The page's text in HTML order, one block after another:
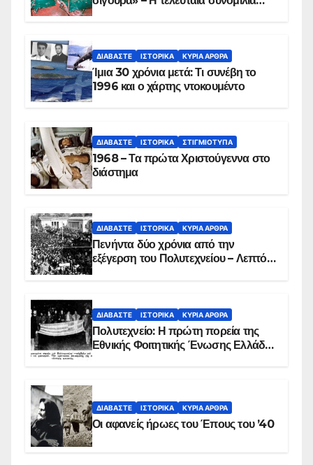
ΔΙΑΒΆΣΤΕ ΙΣΤΟΡΙΚΆ ΚΥΡΙΑ ΑΡΘΡΑ
Ίμια 30 χρόνια μετά: Τι συνέβη το
1996 και ο χάρτης ντοκουμέντο
ΔΙΑΒΆΣΤΕ ΙΣΤΟΡΙΚΆ ΣΤΙΓΜΙΌΤΥΠΑ
1968 – Τα πρώτα Χριστούγεννα στο
διάστημα
ΔΙΑΒΆΣΤΕ ΙΣΤΟΡΙΚΆ ΚΥΡΙΑ ΑΡΘΡΑ
Πενήντα δύο χρόνια από την
εξέγερση του Πολυτεχνείου – Λεπτό
ΔΙΑΒΆΣΤΕ ΙΣΤΟΡΙΚΆ ΚΥΡΙΑ ΑΡΘΡΑ
Πολυτεχνείο: Η πρώτη πορεία της
Εθνικής Φοιτητικής Ένωσης Ελλάδος
ΔΙΑΒΆΣΤΕ ΙΣΤΟΡΙΚΆ ΚΥΡΙΑ ΑΡΘΡΑ
Οι αφανείς ήρωες του Έπους του ’40